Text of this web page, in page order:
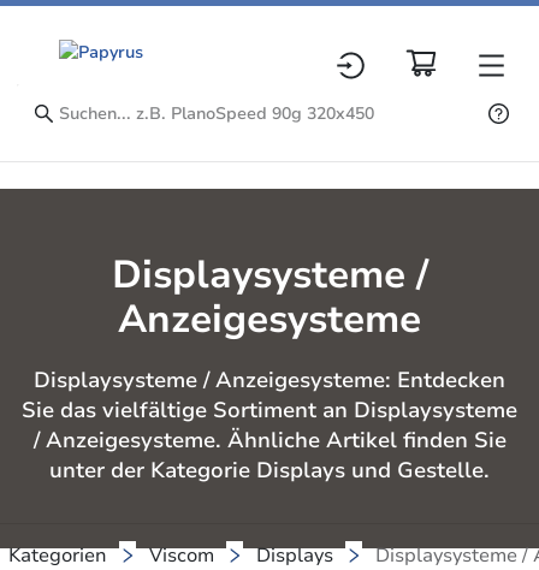
Displaysysteme /
Anzeigesysteme
Displaysysteme / Anzeigesysteme: Entdecken
Sie das vielfältige Sortiment an Displaysysteme
/ Anzeigesysteme. Ähnliche Artikel finden Sie
unter der Kategorie Displays und Gestelle.
Kategorien Viscom Displays Displaysysteme /